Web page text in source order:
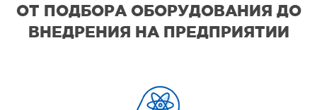
ОТ ПОДБОРА ОБОРУДОВАНИЯ ДО
ВНЕДРЕНИЯ НА ПРЕДПРИЯТИИ